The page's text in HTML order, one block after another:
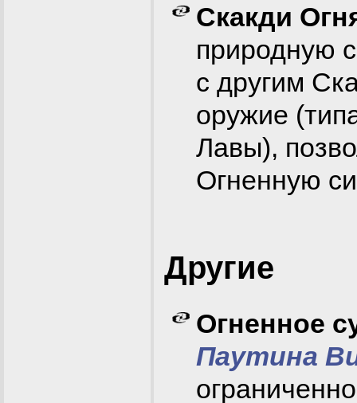
Скакди
природную
с другим
оружие
Лавы),
Огненную
Другие
Огненное
Паутина